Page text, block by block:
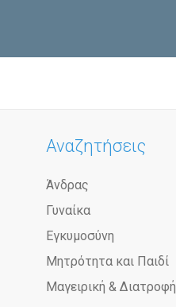
Αναζητήσεις
Άνδρας
Γυναίκα
Εγκυμοσύνη
Μητρότητα και Παιδί
Μαγειρική & Διατροφή